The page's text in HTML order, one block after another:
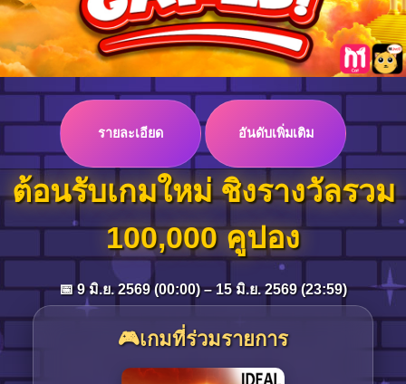
:
Log in
Top up
รายละเอียด อันดับเพิ่มเติม
ต้อนรับเกมใหม่ ชิงรางวัลรวม
100,000 คูปอง
📅 9 มิ.ย. 2569 (00:00) – 15 มิ.ย. 2569 (23:59)
🎮เกมที่ร่วมรายการ